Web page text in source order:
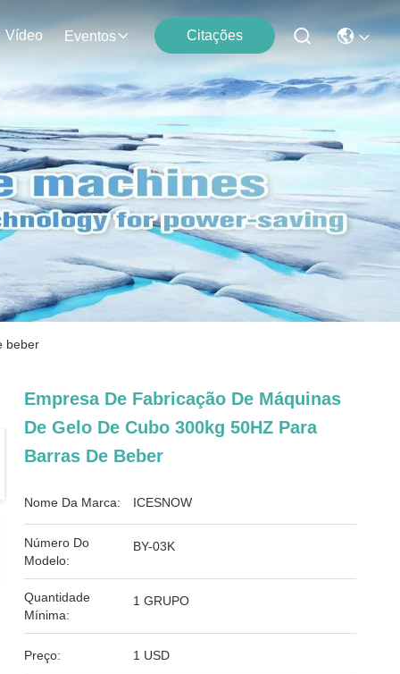
Vídeo Eventos Citações
beber
Empresa De Fabricação De Máquinas
De Gelo De Cubo 300kg 50HZ Para
Barras De Beber
Nome Da Marca: ICESNOW
Número Do
Modelo:
BY-03K
Quantidade
Mínima:
1 GRUPO
Preço: 1 USD